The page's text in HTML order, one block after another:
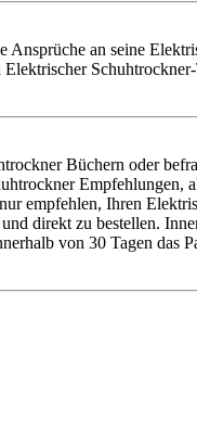
an seine
Büchern oder
empfehlen, Ihren
direkt zu bestellen.
von 30 Tagen das